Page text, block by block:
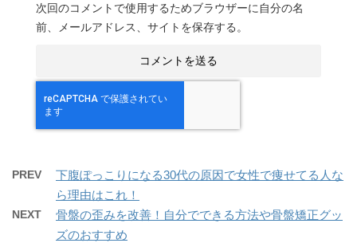
次回のコメントで使用するためブラウザーに自分の名
前、メールアドレス、サイトを保存する。
PREV
下腹ぽっこりになる30代の原因で女性で痩せてる人な
ら理由はこれ！
NEXT
骨盤の歪みを改善！自分でできる方法や骨盤矯正グッ
ズのおすすめ